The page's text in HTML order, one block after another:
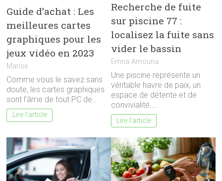
Guide d’achat : Les
meilleures cartes
graphiques pour les
jeux vidéo en 2023
Marise
Comme vous le savez sans
doute, les cartes graphiques
sont l’âme de tout PC de…
Lire l'article
Recherche de fuite
sur piscine 77 :
localisez la fuite sans
vider le bassin
Emna Amouna
Une piscine représente un
véritable havre de paix, un
espace de détente et de
convivialité.…
Lire l'article